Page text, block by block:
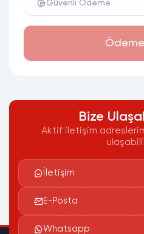
Güvenli Ödeme
Bize
Aktif iletişim
İletişim
E-Posta
Whatsapp